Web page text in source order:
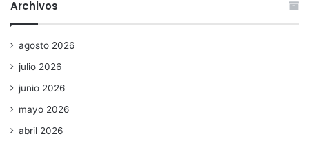
Archivos
agosto 2026
julio 2026
junio 2026
mayo 2026
abril 2026